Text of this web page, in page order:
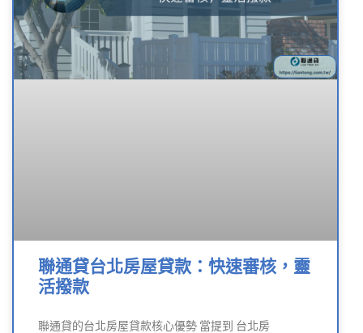
聯通貸台北房屋貸款：快速審核，靈
活撥款
聯通貸的台北房屋貸款核心優勢 當提到 台北房